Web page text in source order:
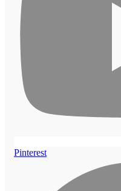
Pinterest